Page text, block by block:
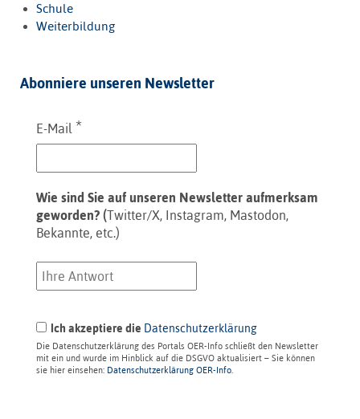
Schule
Weiterbildung
Abonniere unseren Newsletter
E-Mail *
Wie sind Sie auf unseren Newsletter aufmerksam
geworden? (Twitter/X, Instagram, Mastodon,
Bekannte, etc.)
Ich akzeptiere die Datenschutzerklärung
Die Datenschutzerklärung des Portals OER-Info schließt den Newsletter
mit ein und wurde im Hinblick auf die DSGVO aktualisiert – Sie können
sie hier einsehen: Datenschutzerklärung OER-Info